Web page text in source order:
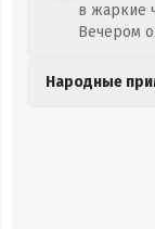
в жаркие
Вечером
Народные